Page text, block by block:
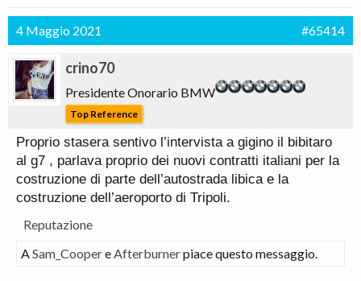
4 Maggio 2021 #65414
crino70
Presidente Onorario BMW
Top Reference
Proprio stasera sentivo l’intervista a gigino il bibitaro
al g7 , parlava proprio dei nuovi contratti italiani per la
costruzione di parte dell’autostrada libica e la
costruzione dell’aeroporto di Tripoli.
Reputazione
ASam_CoopereAfterburnerpiace questo messaggio.